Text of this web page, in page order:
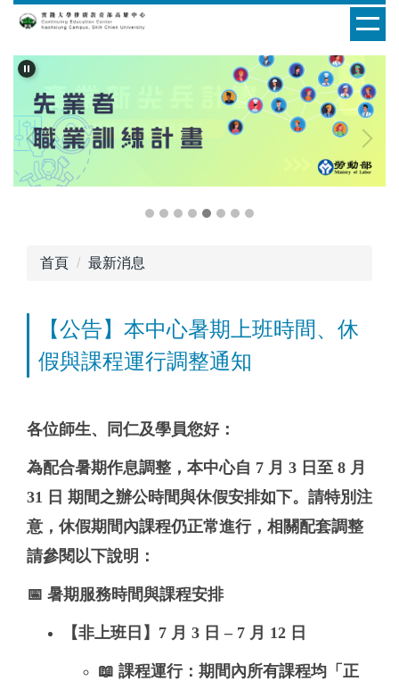
跳
主
要
容
區
首頁 最新消息
【公告】本中心暑期上班時間、休
假與課程運行調整通知
各位師生、同仁及學員您好：
為配合暑期作息調整，本中心自 7 月 3 日至 8 月
31 日 期間之辦公時間與休假安排如下。 請特別注
意，休假期間內課程仍正常進行，相關配套調整
請參閱以下說明：
📅 暑期服務時間與課程安排
【非上班日】7 月 3 日 – 7 月 12 日
📖 課程運行： 期間內所有課程均「正